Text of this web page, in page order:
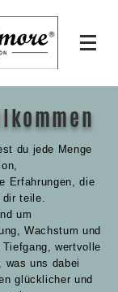
du jede Menge
Erfahrungen,die
dir teile.
um
Wachstum und
wertvolle
was uns dabei
glücklicher und